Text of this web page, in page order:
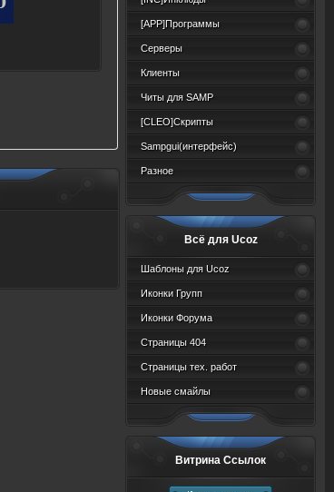
[APP]Программы
Серверы
Клиенты
Читы для SAMP
[CLEO]Скрипты
Sampgui(интерфейс)
Разное
Всё для Ucoz
Шаблоны для Ucoz
Иконки Групп
Иконки Форума
Страницы 404
Страницы тех. работ
Новые смайлы
Витрина Ссылок